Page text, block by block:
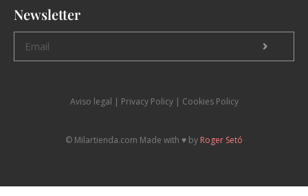
Newsletter
Aviso legal | Privacy Policy | Cookies Policy
© Milartienda.com Made with ♥️ by Roger Setó